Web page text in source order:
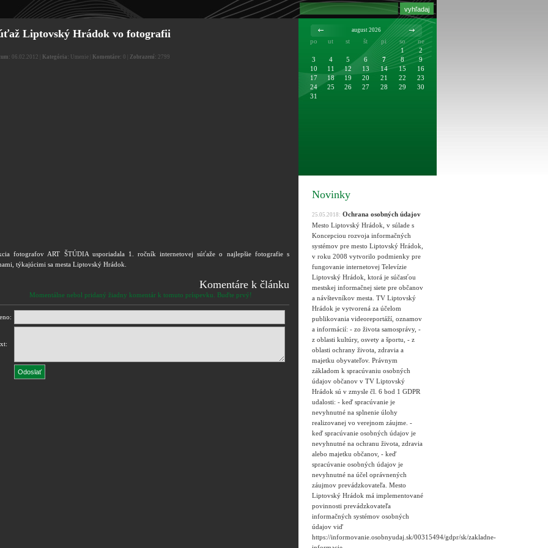
Liptovský Hrádok vo fotografii
06.02.2012 | Kategória: Umenie | Komentáre: 0 | Zobrazení: 2799
fotografov ART ŠTÚDIA usporiadala 1. ročník internetovej súťaže o najlepšie fotografie s
týkajúcimi sa mesta Liptovský Hrádok.
Komentáre k článku
Momentálne nebol pridaný žiadny komentár k tomuto príspevku. Buďte prvý!
august 2026
po ut st št pi so
ne
1
2
3
4 5 6 7 8
9
10
11 12 13 14 15
16
17
18 19 20 21 22
23
24
25 26 27 28 29
30
31
Novinky
25.05.2018: Ochrana osobných údajov
Mesto Liptovský Hrádok, v súlade s
Koncepciou rozvoja informačných
systémov pre mesto Liptovský Hrádok,
v roku 2008 vytvorilo podmienky pre
fungovanie internetovej Televízie
Liptovský Hrádok, ktorá je súčasťou
mestskej informačnej siete pre občanov
a návštevníkov mesta. TV Liptovský
Hrádok je vytvorená za účelom
publikovania videoreportáží, oznamov
a informácií: - zo života samosprávy, -
z oblasti kultúry, osvety a športu, - z
oblasti ochrany života, zdravia a
majetku obyvateľov. Právnym
základom k spracúvaniu osobných
údajov občanov v TV Liptovský
Hrádok sú v zmysle čl. 6 bod 1 GDPR
udalosti: - keď spracúvanie je
nevyhnutné na splnenie úlohy
realizovanej vo verejnom záujme. -
keď spracúvanie osobných údajov je
nevyhnutné na ochranu života, zdravia
alebo majetku občanov, - keď
spracúvanie osobných údajov je
nevyhnutné na účel oprávnených
záujmov prevádzkovateľa. Mesto
Liptovský Hrádok má implementované
povinnosti prevádzkovateľa
informačných systémov osobných
údajov viď
https://informovanie.osobnyudaj.sk/00315494/gdpr/sk/zakladne-